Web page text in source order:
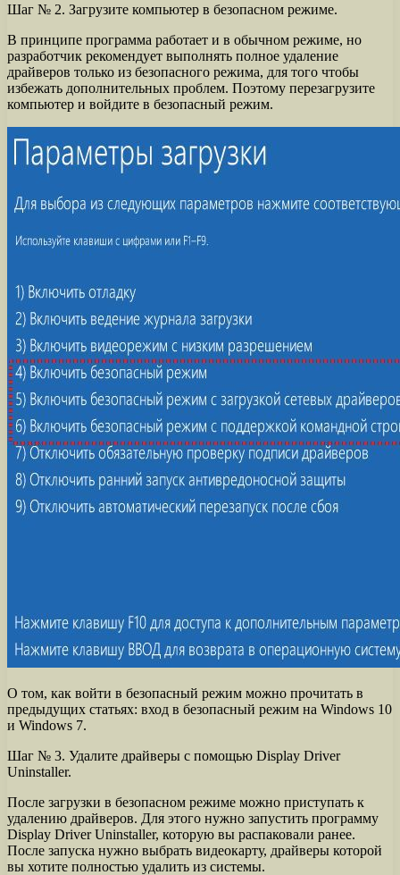
Шаг № 2. Загрузите компьютер в безопасном режиме.
В принципе программа работает и в обычном режиме, но
разработчик рекомендует выполнять полное удаление
драйверов только из безопасного режима, для того чтобы
избежать дополнительных проблем. Поэтому перезагрузите
компьютер и войдите в безопасный режим.
О том, как войти в безопасный режим можно прочитать в
предыдущих статьях: вход в безопасный режим на Windows 10
и Windows 7.
Шаг № 3. Удалите драйверы с помощью Display Driver
Uninstaller.
После загрузки в безопасном режиме можно приступать к
удалению драйверов. Для этого нужно запустить программу
Display Driver Uninstaller, которую вы распаковали ранее.
После запуска нужно выбрать видеокарту, драйверы которой
вы хотите полностью удалить из системы.